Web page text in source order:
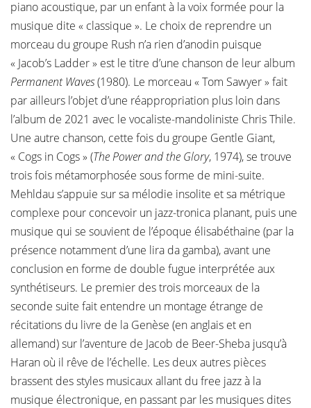
piano acoustique, par un enfant à la voix formée pour la
musique dite « classique ». Le choix de reprendre un
morceau du groupe Rush n’a rien d’anodin puisque
« Jacob’s Ladder » est le titre d’une chanson de leur album
Permanent Waves(1980). Le morceau « Tom Sawyer » fait
par ailleurs l’objet d’une réappropriation plus loin dans
l’album de 2021 avec le vocaliste-mandoliniste Chris Thile.
Une autre chanson, cette fois du groupe Gentle Giant,
« Cogs in Cogs » (The Power and the Glory, 1974), se trouve
trois fois métamorphosée sous forme de mini-suite.
Mehldau s’appuie sur sa mélodie insolite et sa métrique
complexe pour concevoir un jazz-tronica planant, puis une
musique qui se souvient de l’époque élisabéthaine (par la
présence notamment d’une lira da gamba), avant une
conclusion en forme de double fugue interprétée aux
synthétiseurs. Le premier des trois morceaux de la
seconde suite fait entendre un montage étrange de
récitations du livre de la Genèse (en anglais et en
allemand) sur l’aventure de Jacob de Beer-Sheba jusqu’à
Haran où il rêve de l’échelle. Les deux autres pièces
brassent des styles musicaux allant du free jazz à la
musique électronique, en passant par les musiques dites